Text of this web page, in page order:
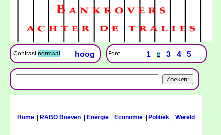
Contrast normaal hoog Font 1 2 3 4 5
Home RABO Boeven Energie Economie Politiek Wereld